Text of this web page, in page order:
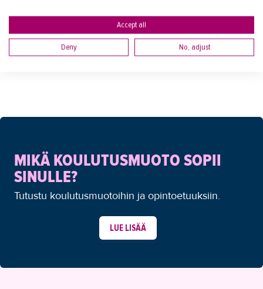
TAKKin yhteyshenkilö
MIKÄ KOULUTUSMUOTO SOPII
SINULLE?
Tutustu koulutusmuotoihin ja opintoetuuksiin.
LUE LISÄÄ
Accept all
Deny No, adjust